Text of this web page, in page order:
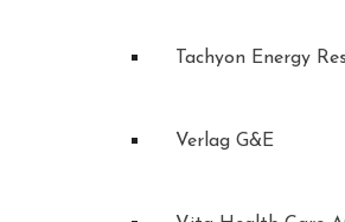
Tachyon Energy
Verlag G&E